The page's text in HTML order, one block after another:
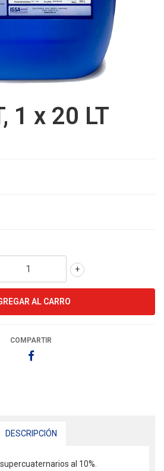
1 x 20 LT
+
COMPARTIR
DESCRIPCIÓN
al 10%.